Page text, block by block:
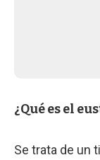
¿Qué es el
Se trata de un